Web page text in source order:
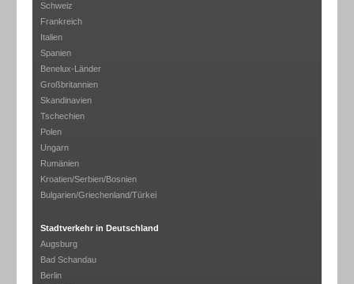
Schweiz
Frankreich
Italien
Spanien
Benelux-Länder
Großbritannien
Skandinavien
Tschechien
Polen
Ungarn
Rumänien
Kroatien/Serbien/Bosnien
Bulgarien/Griechenland/Türkei
Stadtverkehr in Deutschland
Augsburg
Bad Schandau
Berlin